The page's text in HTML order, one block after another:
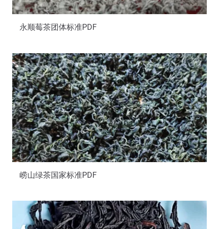
永顺莓茶团体标准PDF
崂山绿茶国家标准PDF